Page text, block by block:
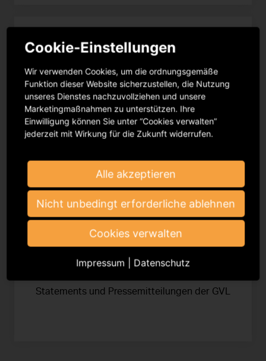
Publikationen
GVL-Publikationen online anschauen oder als
PDF-Datei herunterladen
Pressemitteilungen
Statements und Pressemitteilungen der GVL
Cookie-Einstellungen
Wir verwenden Cookies, um die ordnungsgemäße
Funktion dieser Website sicherzustellen, die Nutzung
unseres Dienstes nachzuvollziehen und unsere
Marketingmaßnahmen zu unterstützen. Ihre
Einwilligung können Sie unter “Cookies verwalten”
jederzeit mit Wirkung für die Zukunft widerrufen.
Alle akzeptieren
Nicht unbedingt erforderliche ablehnen
Cookies verwalten
Impressum Datenschutz